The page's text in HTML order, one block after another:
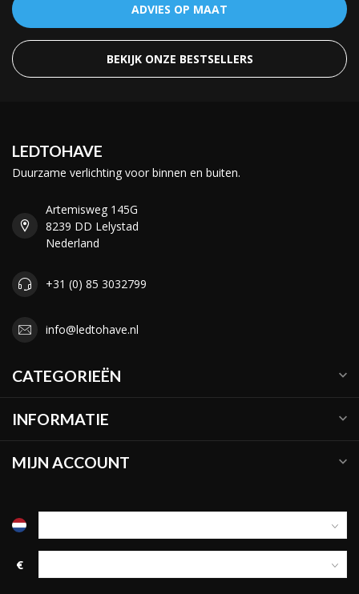
ADVIES OP MAAT
BEKIJK ONZE BESTSELLERS
LEDTOHAVE
Duurzame verlichting voor binnen en buiten.
Artemisweg 145G
8239 DD Lelystad
Nederland
+31 (0) 85 3032799
info@ledtohave.nl
CATEGORIEËN
INFORMATIE
MIJN ACCOUNT
€